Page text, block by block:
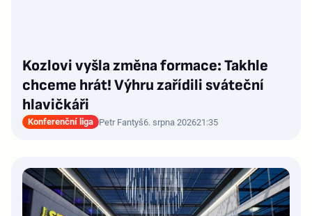
Kozlovi vyšla změna formace: Takhle
chceme hrát! Výhru zařídili sváteční
hlavičkáři
Konferenční liga Petr Fantyš6. srpna 202621:35